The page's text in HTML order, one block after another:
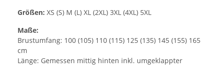
Größen: XS (S) M (L) XL (2XL) 3XL (4XL) 5XL
Maße:
Brustumfang: 100 (105) 110 (115) 125 (135) 145 (155) 165
cm
Länge: Gemessen mittig hinten inkl. umgeklappter